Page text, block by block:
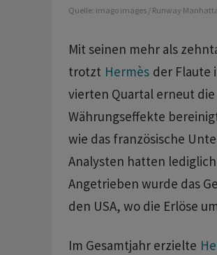
Quelle: imago images / Runway
Mit seinen mehr als
trotzt Hermès ‌der ⁠Flaute
vierten ⁠Quartal erneut
Währungseffekte
‌wie das französische
Analysten hatten
Angetrieben wurde das
den USA, wo ‌die Erlöse
Im Gesamtjahr erzielte